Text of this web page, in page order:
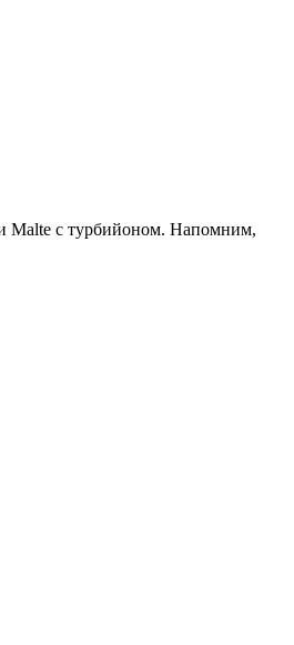
Malte с турбийоном. Напомним,